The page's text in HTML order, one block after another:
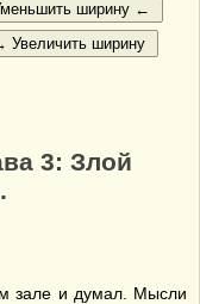
3: Злой
зале и думал. Мысли